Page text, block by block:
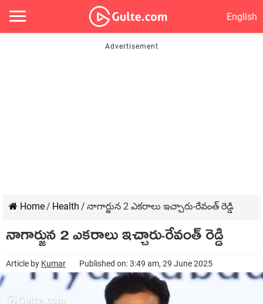
English
Home/ Health / నాగార్జున 2 ఎక‌రాలు ఇచ్చారు-రేవంత్ రెడ్డి
నాగార్జున 2 ఎక‌రాలు ఇచ్చారు-రేవంత్ రెడ్డి
Article by Kumar Published on: 3:49 am, 29 June 2025